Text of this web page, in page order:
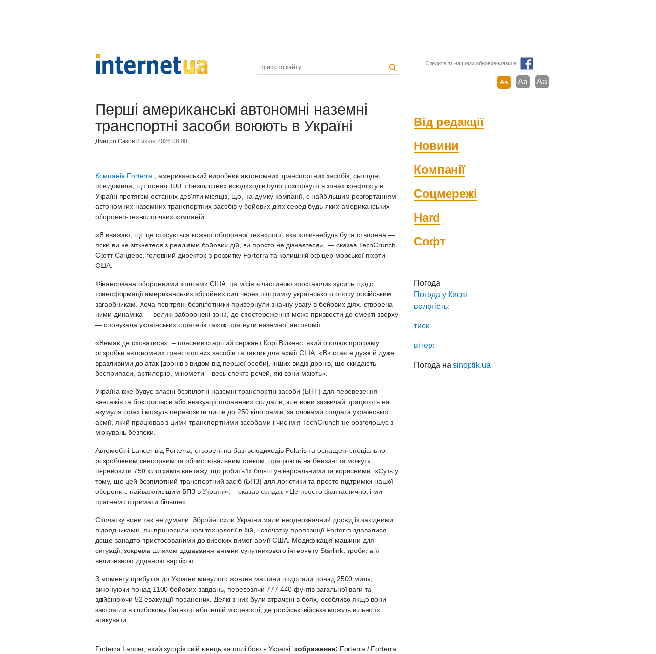
Следите за нашими обновлениями в
Aa Aa Aa
Перші американські автономні наземні
транспортні засоби воюють в Україні
Дмитро Сизов 8 июля 2026 06:00
Компанія Forterra , американський виробник автономних транспортних засобів, сьогодні
повідомила, що понад 100 її безпілотних всюдиходів було розгорнуто в зонах конфлікту в
Україні протягом останніх дев'яти місяців, що, на думку компанії, є найбільшим розгортанням
автономних наземних транспортних засобів у бойових діях серед будь-яких американських
оборонно-технологічних компаній.
«Я вважаю, що це стосується кожної оборонної технології, яка коли-небудь була створена —
поки ви не зіткнетеся з реаліями бойових дій, ви просто не дізнаєтеся», — сказав TechCrunch
Скотт Сандерс, головний директор з розвитку Forterra та колишній офіцер морської піхоти
США.
Фінансована оборонними коштами США, ця місія є частиною зростаючих зусиль щодо
трансформації американських збройних сил через підтримку українського опору російським
загарбникам. Хоча повітряні безпілотники привернули значну увагу в бойових діях, створена
ними динаміка — великі заборонені зони, де спостереження може призвести до смерті зверху
— спонукала українських стратегів також прагнути наземної автономії.
«Немає де сховатися», – пояснив старший сержант Корі Вілкенс, який очолює програму
розробки автономних транспортних засобів та тактик для армії США. «Ви стаєте дуже й дуже
вразливими до атак [дронів з видом від першої особи], інших видів дронів, що скидають
боєприпаси, артилерію, міномети – весь спектр речей, які вони мають».
Україна вже будує власні безпілотні наземні транспортні засоби (БНТ) для перевезення
вантажів та боєприпасів або евакуації поранених солдатів, але вони зазвичай працюють на
акумуляторах і можуть перевозити лише до 250 кілограмів, за словами солдата української
армії, який працював з цими транспортними засобами і чиє ім'я TechCrunch не розголошує з
міркувань безпеки.
Автомобілі Lancer від Forterra, створені на базі всюдиходів Polaris та оснащені спеціально
розробленим сенсорним та обчислювальним стеком, працюють на бензині та можуть
перевозити 750 кілограмів вантажу, що робить їх більш універсальними та корисними. «Суть у
тому, що цей безпілотний транспортний засіб (БПЗ) для логістики та просто підтримки нашої
оборони є найважливішим БПЗ в Україні», – сказав солдат. «Це просто фантастично, і ми
прагнемо отримати більше».
Спочатку вони так не думали. Збройні сили України мали неоднозначний досвід із західними
підрядниками, які приносили нові технології в бій, і спочатку пропозиції Forterra здавалися
дещо занадто пристосованими до високих вимог армії США. Модифікація машини для
ситуації, зокрема шляхом додавання антени супутникового інтернету Starlink, зробила її
величезною доданою вартістю.
З моменту прибуття до України минулого жовтня машини подолали понад 2500 миль,
виконуючи понад 1100 бойових завдань, перевозячи 777 440 фунтів загальної ваги та
здійснюючи 52 евакуації поранених. Деякі з них були втрачені в боях, особливо якщо вони
застрягли в глибокому багнюці або іншій місцевості, де російські війська можуть вільно їх
атакувати.
Forterra Lancer, який зустрів свій кінець на полі бою в Україні. зображення: Forterra / Forterra
Від редакції
Новини
Компанії
Соцмережі
Hard
Софт
Погода
Погода у Києві
вологість:
тиск:
вітер:
Погода наsinoptik.ua